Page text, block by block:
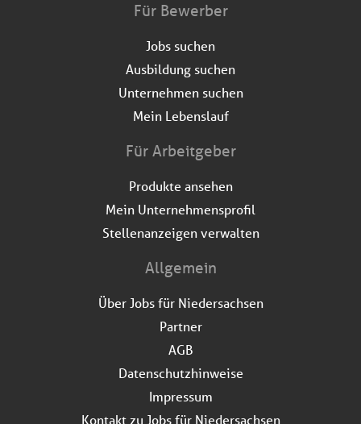
Für Bewerber
Jobs suchen
Ausbildung suchen
Unternehmen suchen
Mein Lebenslauf
Für Arbeitgeber
Produkte ansehen
Mein Unternehmensprofil
Stellenanzeigen verwalten
Allgemein
Über Jobs für Niedersachsen
Partner
AGB
Datenschutzhinweise
Impressum
Kontakt zu Jobs für Niedersachsen